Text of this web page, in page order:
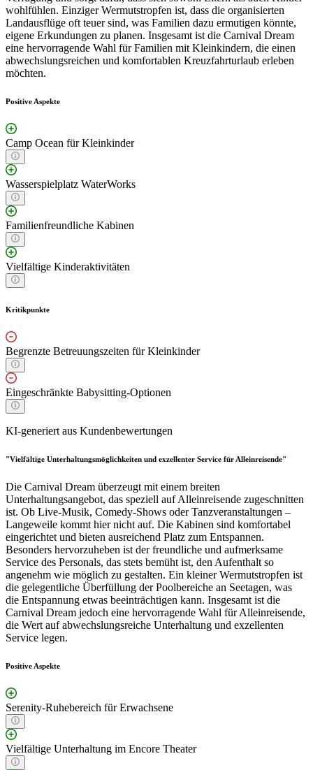
wohlfühlen. Einziger Wermutstropfen ist, dass die organisierten
Landausflüge oft teuer sind, was Familien dazu ermutigen könnte,
eigene Erkundungen zu planen. Insgesamt ist die Carnival Dream
eine hervorragende Wahl für Familien mit Kleinkindern, die einen
abwechslungsreichen und komfortablen Kreuzfahrturlaub erleben
möchten.
Positive Aspekte
Camp Ocean für Kleinkinder
Wasserspielplatz WaterWorks
Familienfreundliche Kabinen
Vielfältige Kinderaktivitäten
Kritikpunkte
Begrenzte Betreuungszeiten für Kleinkinder
Eingeschränkte Babysitting-Optionen
KI-generiert aus Kundenbewertungen
"Vielfältige Unterhaltungsmöglichkeiten und exzellenter Service für Alleinreisende"
Die Carnival Dream überzeugt mit einem breiten
Unterhaltungsangebot, das speziell auf Alleinreisende zugeschnitten
ist. Ob Live-Musik, Comedy-Shows oder Tanzveranstaltungen –
Langeweile kommt hier nicht auf. Die Kabinen sind komfortabel
eingerichtet und bieten ausreichend Platz zum Entspannen.
Besonders hervorzuheben ist der freundliche und aufmerksame
Service des Personals, das stets bemüht ist, den Aufenthalt so
angenehm wie möglich zu gestalten. Ein kleiner Wermutstropfen ist
die gelegentliche Überfüllung der Poolbereiche an Seetagen, was
die Entspannung etwas beeinträchtigen kann. Insgesamt ist die
Carnival Dream jedoch eine hervorragende Wahl für Alleinreisende,
die Wert auf abwechslungsreiche Unterhaltung und exzellenten
Service legen.
Positive Aspekte
Serenity-Ruhebereich für Erwachsene
Vielfältige Unterhaltung im Encore Theater